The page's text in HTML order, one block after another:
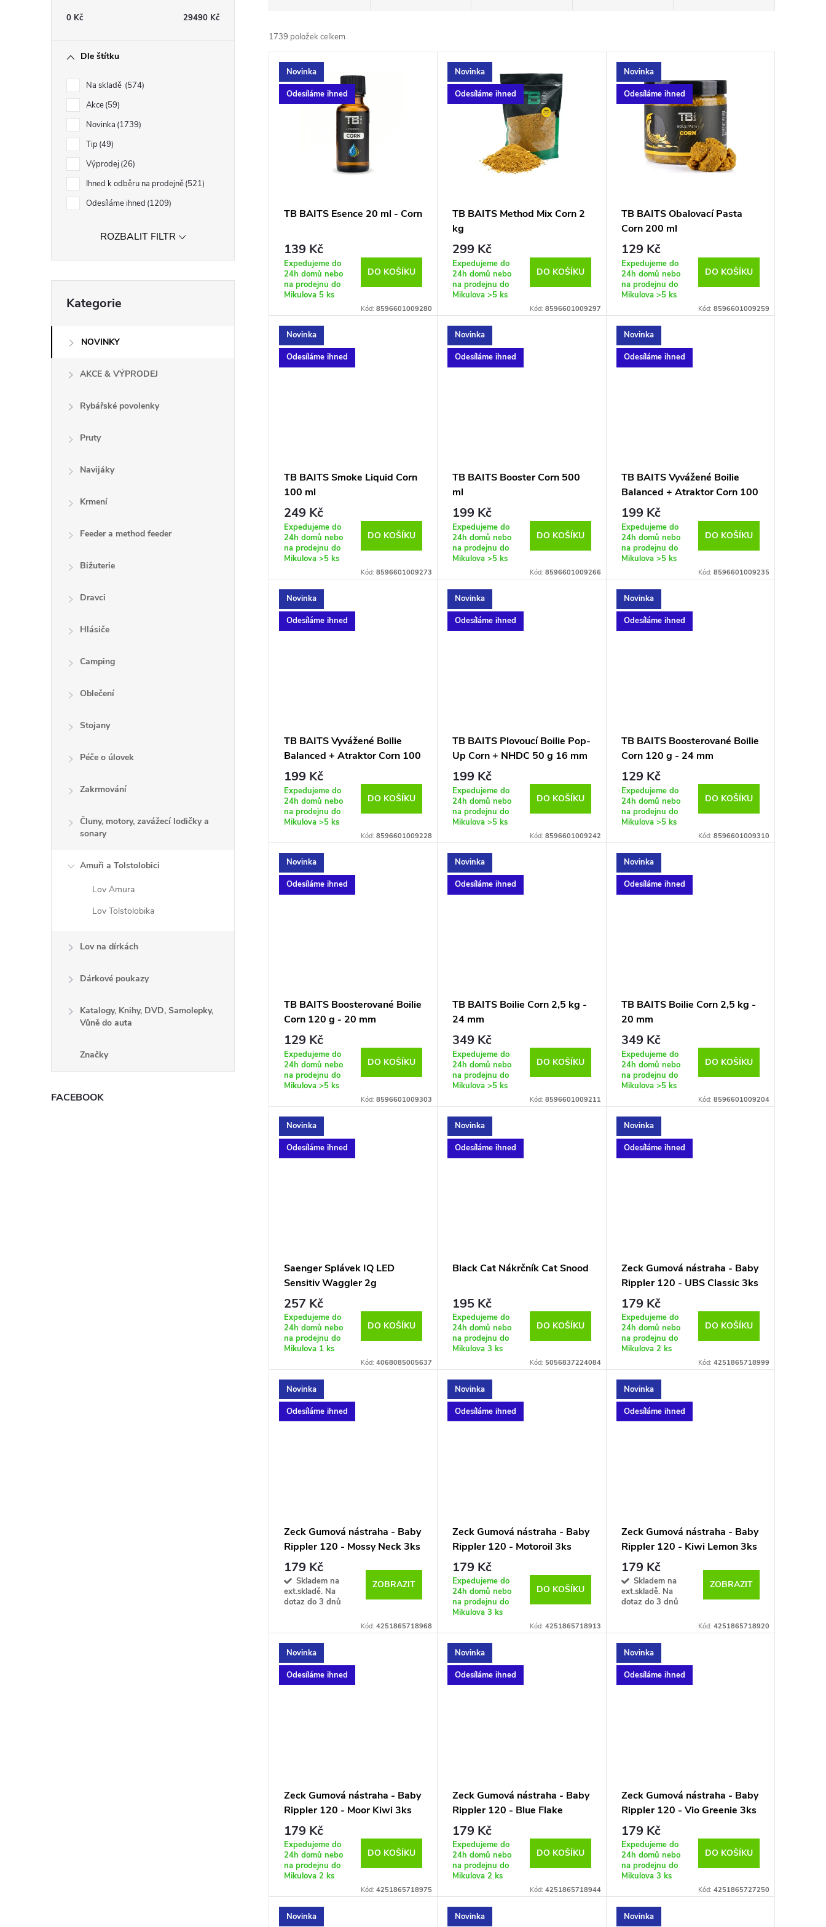
n
e
l
0 Kč 29490 Kč
Dle štítku
Na skladě 574
Akce 59
Novinka 1739
Tip 49
Výprodej 26
Ihned k odběru na prodejně 521
Odesíláme ihned 1209
ROZBALIT FILTR
kategorie
Kategorie
NOVINKY
AKCE & VÝPRODEJ
Rybářské povolenky
Pruty
Navijáky
Krmení
Feeder a method feeder
Bižuterie
Dravci
Hlásiče
Camping
Oblečení
Stojany
Péče o úlovek
Zakrmování
Čluny, motory, zavážecí lodičky a
sonary
Amuři a Tolstolobici
Lov Amura
Lov Tolstolobika
Lov na dírkách
Dárkové poukazy
Katalogy, Knihy, DVD, Samolepky,
Vůně do auta
Značky
FACEBOOK
a
z
e
n
k
1739 položek celkem
V
ý
d
u
k
Novinka
Odesíláme ihned
TB BAITS Esence 20 ml - Corn
139 Kč
Expedujeme do
24h domů nebo
na prodejnu do
Mikulova 5 ks
DO KOŠÍKU
Kód:8596601009280
Novinka
Odesíláme ihned
TB BAITS Method Mix Corn 2
kg
299 Kč
Expedujeme do
24h domů nebo
na prodejnu do
Mikulova>5 ks
DO KOŠÍKU
Kód: 8596601009297
Novinka
Odesíláme ihned
TB BAITS Obalovací Pasta
Corn 200 ml
129 Kč
Expedujeme do
24h domů nebo
na prodejnu do
Mikulova >5 ks
DO KOŠÍKU
Kód: 8596601009259
Novinka
Odesíláme ihned
TB BAITS Smoke Liquid Corn
100 ml
249 Kč
Expedujeme do
24h domů nebo
na prodejnu do
Mikulova >5 ks
DO KOŠÍKU
Kód:8596601009273
Novinka
Odesíláme ihned
TB BAITS Booster Corn 500
ml
199 Kč
Expedujeme do
24h domů nebo
na prodejnu do
Mikulova>5 ks
DO KOŠÍKU
Kód: 8596601009266
Novinka
Odesíláme ihned
TB BAITS Vyvážené Boilie
Balanced + Atraktor Corn 100
g - 24 mm
199 Kč
Expedujeme do
24h domů nebo
na prodejnu do
Mikulova >5 ks
DO KOŠÍKU
Kód: 8596601009235
Novinka
Odesíláme ihned
TB BAITS Vyvážené Boilie
Balanced + Atraktor Corn 100
g - 20 mm
199 Kč
Expedujeme do
24h domů nebo
na prodejnu do
Mikulova >5 ks
DO KOŠÍKU
Kód:8596601009228
Novinka
Odesíláme ihned
TB BAITS Plovoucí Boilie Pop-
Up Corn + NHDC 50 g 16 mm
199 Kč
Expedujeme do
24h domů nebo
na prodejnu do
Mikulova>5 ks
DO KOŠÍKU
Kód: 8596601009242
Novinka
Odesíláme ihned
TB BAITS Boosterované Boilie
Corn 120 g - 24 mm
129 Kč
Expedujeme do
24h domů nebo
na prodejnu do
Mikulova >5 ks
DO KOŠÍKU
Kód: 8596601009310
Novinka
Odesíláme ihned
TB BAITS Boosterované Boilie
Corn 120 g - 20 mm
129 Kč
Expedujeme do
24h domů nebo
na prodejnu do
Mikulova >5 ks
DO KOŠÍKU
Kód:8596601009303
Novinka
Odesíláme ihned
TB BAITS Boilie Corn 2,5 kg -
24 mm
349 Kč
Expedujeme do
24h domů nebo
na prodejnu do
Mikulova>5 ks
DO KOŠÍKU
Kód: 8596601009211
Novinka
Odesíláme ihned
TB BAITS Boilie Corn 2,5 kg -
20 mm
349 Kč
Expedujeme do
24h domů nebo
na prodejnu do
Mikulova >5 ks
DO KOŠÍKU
Kód: 8596601009204
Novinka
Odesíláme ihned
Saenger Splávek IQ LED
Sensitiv Waggler 2g
257 Kč
Expedujeme do
24h domů nebo
na prodejnu do
Mikulova 1 ks
DO KOŠÍKU
Kód:4068085005637
Novinka
Odesíláme ihned
Black Cat Nákrčník Cat Snood
195 Kč
Expedujeme do
24h domů nebo
na prodejnu do
Mikulova3 ks
DO KOŠÍKU
Kód: 5056837224084
Novinka
Odesíláme ihned
Zeck Gumová nástraha - Baby
Rippler 120 - UBS Classic 3ks
179 Kč
Expedujeme do
24h domů nebo
na prodejnu do
Mikulova 2 ks
DO KOŠÍKU
Kód: 4251865718999
Novinka
Odesíláme ihned
Zeck Gumová nástraha - Baby
Rippler 120 - Mossy Neck 3ks
179 Kč
Skladem na
ext.skladě. Na
dotaz do 3 dnů
ZOBRAZIT
Kód:4251865718968
Novinka
Odesíláme ihned
Zeck Gumová nástraha - Baby
Rippler 120 - Motoroil 3ks
179 Kč
Expedujeme do
24h domů nebo
na prodejnu do
Mikulova3 ks
DO KOŠÍKU
Kód: 4251865718913
Novinka
Odesíláme ihned
Zeck Gumová nástraha - Baby
Rippler 120 - Kiwi Lemon 3ks
179 Kč
Skladem na
ext.skladě. Na
dotaz do 3 dnů
ZOBRAZIT
Kód: 4251865718920
Novinka
Odesíláme ihned
Zeck Gumová nástraha - Baby
Rippler 120 - Moor Kiwi 3ks
179 Kč
Expedujeme do
24h domů nebo
na prodejnu do
Mikulova 2 ks
DO KOŠÍKU
Kód:4251865718975
Novinka
Odesíláme ihned
Zeck Gumová nástraha - Baby
Rippler 120 - Blue Flake
Cookie 3ks
179 Kč
Expedujeme do
24h domů nebo
na prodejnu do
Mikulova2 ks
DO KOŠÍKU
Kód: 4251865718944
Novinka
Odesíláme ihned
Zeck Gumová nástraha - Baby
Rippler 120 - Vio Greenie 3ks
179 Kč
Expedujeme do
24h domů nebo
na prodejnu do
Mikulova 3 ks
DO KOŠÍKU
Kód: 4251865727250
Novinka Novinka Novinka